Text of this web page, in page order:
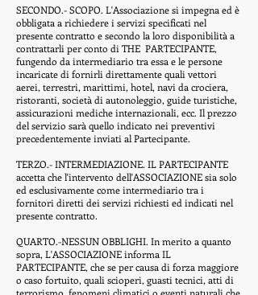
SECONDO.- SCOPO. L'Associazione si impegna ed è
obbligata a richiedere i servizi specificati nel
presente contratto e secondo la loro disponibilità a
contrattarli per conto di THE PARTECIPANTE,
fungendo da intermediario tra essa e le persone
incaricate di fornirli direttamente quali vettori
aerei, terrestri, marittimi, hotel, navi da crociera,
ristoranti, società di autonoleggio, guide turistiche,
assicurazioni mediche internazionali, ecc. Il prezzo
del servizio sarà quello indicato nei preventivi
precedentemente inviati al Partecipante.
TERZO.- INTERMEDIAZIONE. IL PARTECIPANTE
accetta che l'intervento dell'ASSOCIAZIONE sia solo
ed esclusivamente come intermediario tra i
fornitori diretti dei servizi richiesti ed indicati nel
presente contratto.
QUARTO.-NESSUN OBBLIGHI. In merito a quanto
sopra, L'ASSOCIAZIONE informa IL
PARTECIPANTE, che se per causa di forza maggiore
o caso fortuito, quali scioperi, guasti tecnici, atti di
terrorismo, fenomeni climatici o eventi naturali che